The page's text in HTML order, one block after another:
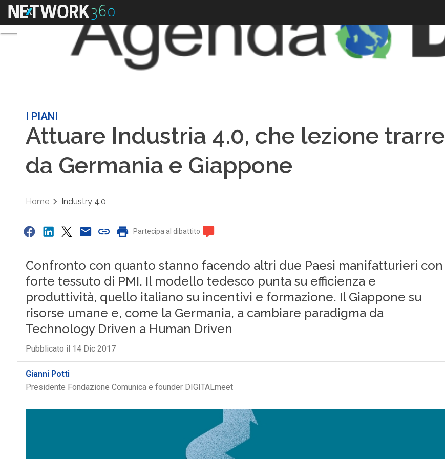
Menu
I PIANI
Attuare Industria 4.0, che lezione trarre
da Germania e Giappone
Home Industry 4.0
Partecipa al dibattito
Confronto con quanto stanno facendo altri due Paesi manifatturieri con
forte tessuto di PMI. Il modello tedesco punta su efficienza e
produttività, quello italiano su incentivi e formazione. Il Giappone su
risorse umane e, come la Germania, a cambiare paradigma da
Technology Driven a Human Driven
Pubblicato il 14 Dic 2017
Gianni Potti
Presidente Fondazione Comunica e founder DIGITALmeet